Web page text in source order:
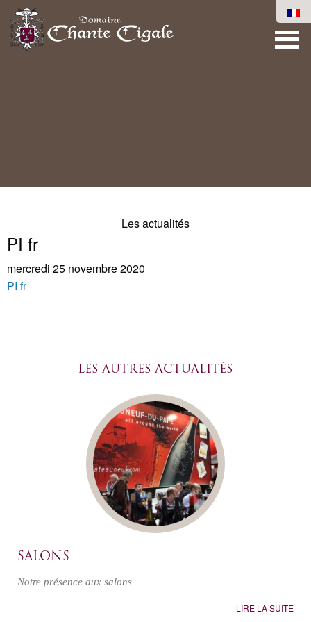
Les actualités
PI fr
mercredi 25 novembre 2020
PI fr
LES AUTRES ACTUALITÉS
SALONS
Notre présence aux salons
LIRE LA SUITE